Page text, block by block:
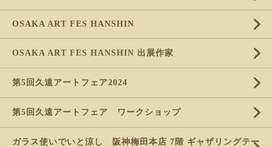
OSAKA ART FES HANSHIN
OSAKA ART FES HANSHIN 出展作家
第5回久遠アートフェア2024
第5回久遠アートフェア ワークショップ
ガラス使いでいと涼し 阪神梅田本店 7階 ギャザリングテー